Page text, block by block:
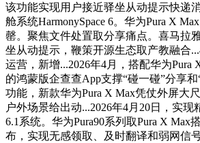
该功能实现用户接近驿坐从动提示快递
舱系统HarmonySpace 6。华为Pura X
罄。聚焦文件处置取分享痛点。喜马拉
坐从动提示，鞭策开源生态取产教融合
运营，新增...2026年4月，搭配华为Pura
的鸿蒙版企查查App支撑“碰一碰”分享
功能，新款华为Pura X Max凭仗外屏大
户外场景给出动...2026年4月20日，实
6.1系统。华为Pura90系列取Pura X Max
布，实现无感领取、及时翻译和弱网信